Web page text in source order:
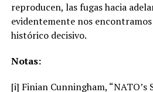
reproducen, las fugas hacia
evidentemente nos
histórico decisivo.
Notas:
[i] Finian Cunningham, “NATO’s